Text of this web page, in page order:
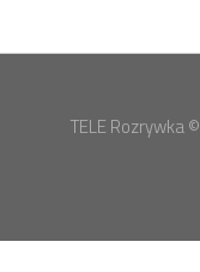
TELE Rozrywka